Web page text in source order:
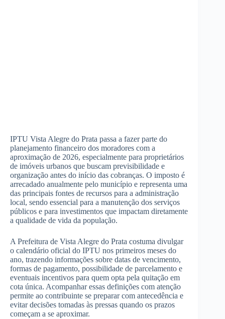
IPTU Vista Alegre do Prata passa a fazer parte do
planejamento financeiro dos moradores com a
aproximação de 2026, especialmente para proprietários
de imóveis urbanos que buscam previsibilidade e
organização antes do início das cobranças. O imposto é
arrecadado anualmente pelo município e representa uma
das principais fontes de recursos para a administração
local, sendo essencial para a manutenção dos serviços
públicos e para investimentos que impactam diretamente
a qualidade de vida da população.
A Prefeitura de Vista Alegre do Prata costuma divulgar
o calendário oficial do IPTU nos primeiros meses do
ano, trazendo informações sobre datas de vencimento,
formas de pagamento, possibilidade de parcelamento e
eventuais incentivos para quem opta pela quitação em
cota única. Acompanhar essas definições com atenção
permite ao contribuinte se preparar com antecedência e
evitar decisões tomadas às pressas quando os prazos
começam a se aproximar.